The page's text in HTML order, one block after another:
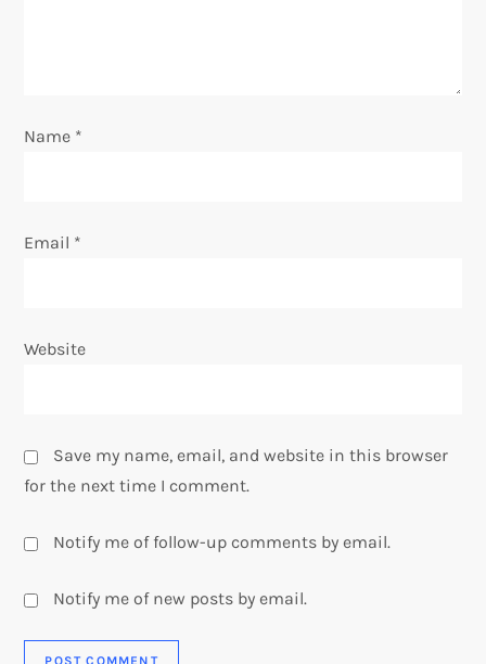
o
Name *
Email *
Website
Save my name, email, and website in this browser
for the next time I comment.
Notify me of follow-up comments by email.
Notify me of new posts by email.